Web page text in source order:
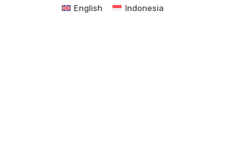
English Indonesia